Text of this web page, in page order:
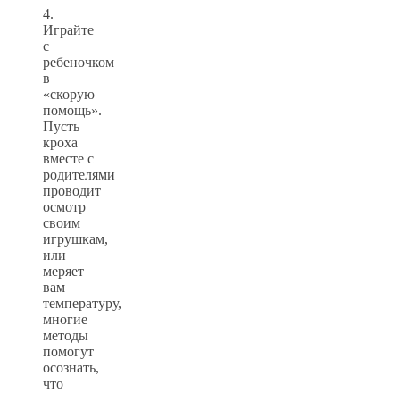
4.
Играйте
с
ребеночком
в
«скорую
помощь».
Пусть
кроха
вместе с
родителями
проводит
осмотр
своим
игрушкам,
или
меряет
вам
температуру,
многие
методы
помогут
осознать,
что